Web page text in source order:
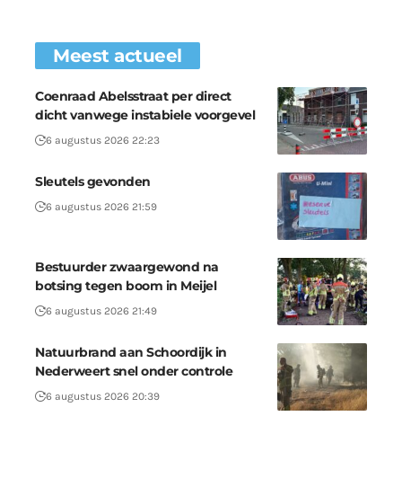
Meest actueel
Coenraad Abelsstraat per direct
dicht vanwege instabiele voorgevel
6 augustus 2026 22:23
Sleutels gevonden
6 augustus 2026 21:59
Bestuurder zwaargewond na
botsing tegen boom in Meijel
6 augustus 2026 21:49
Natuurbrand aan Schoordijk in
Nederweert snel onder controle
6 augustus 2026 20:39